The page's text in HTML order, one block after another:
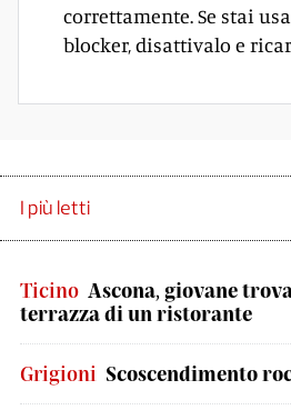
correttamente. Se stai
blocker, disattivalo e
I più letti
Ticino Ascona, giovane
terrazza di un ristorante
Grigioni Scoscendimento